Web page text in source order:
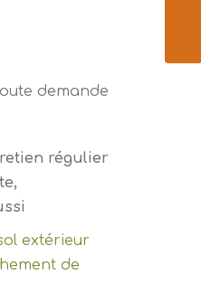
demande
régulier
,
extérieur
de